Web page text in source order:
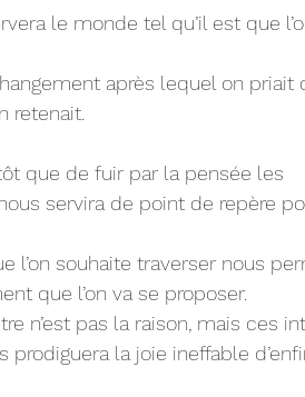
le monde tel qu’il est que
après lequel on priait
retenait.
que de fuir par la pensée les
servira de point de repère
l’on souhaite traverser nous
que l’on va se proposer.
n’est pas la raison, mais ces
prodiguera la joie ineffable